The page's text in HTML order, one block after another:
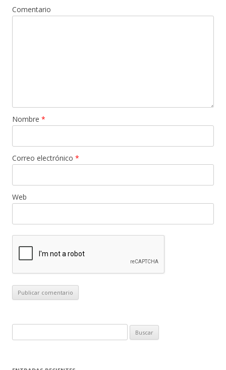
Comentario
Nombre *
Correo electrónico *
Web
u
c